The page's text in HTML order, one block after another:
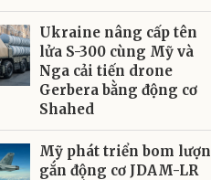
Ukraine nâng cấp tên
lửa S-300 cùng Mỹ và
Nga cải tiến drone
Gerbera bằng động cơ
Shahed
Mỹ phát triển bom lượn
gắn động cơ JDAM-LR